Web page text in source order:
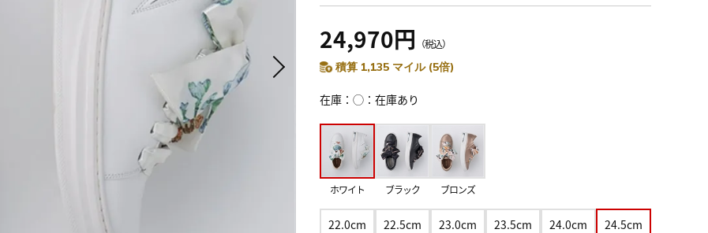
24,970円 （税込）
積算 1,135 マイル (5倍)
在庫 ◯：在庫あり
ホワイト ブラック ブロンズ
22.0cm 22.5cm 23.0cm 23.5cm 24.0cm 24.5cm